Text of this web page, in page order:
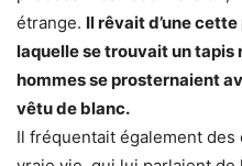
étrange. Il rêvait d’une
laquelle se trouvait un tapis
hommes se prosternaient
vêtu de blanc.
Il fréquentait également